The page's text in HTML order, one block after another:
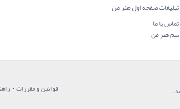
تبلیغات صفحه اول هنر من
تماس با ما
تیم هنر من
قوانین و مقررات ·